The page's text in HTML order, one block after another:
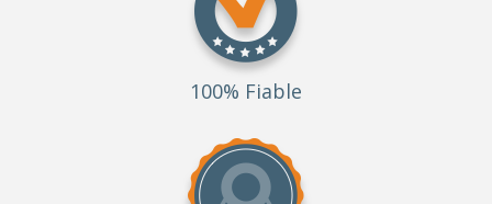
100% Fiable